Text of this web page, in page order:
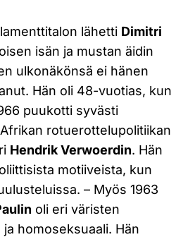
lähetti Dimitri
isän ja mustan äidin
ulkonäkönsä ei hänen
Hän oli 48-vuotias, kun
puukotti syvästi
rotuerottelupolitiikan
Hendrik Verwoerdin. Hän
motiiveista, kun
– Myös 1963
oli eri väristen
homoseksuaali. Hän